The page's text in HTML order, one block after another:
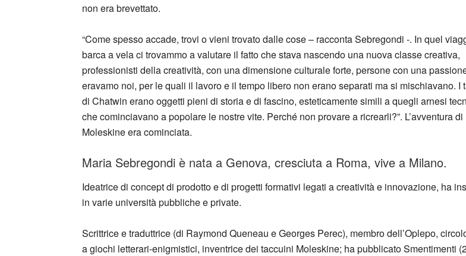
non era brevettato.
“Come spesso accade, trovi o vieni trovato dalle cose – racconta Sebregondi -. In quel
barca a vela ci trovammo a valutare il fatto che stava nascendo una nuova classe creativa,
professionisti della creatività, con una dimensione culturale forte, persone con una
eravamo noi, per le quali il lavoro e il tempo libero non erano separati ma si mischiavano. I
di Chatwin erano oggetti pieni di storia e di fascino, esteticamente simili a quegli arnesi
che cominciavano a popolare le nostre vite. Perché non provare a ricrearli?”. L’avventura di
Moleskine era cominciata.
Maria Sebregondi è nata a Genova, cresciuta a Roma, vive a Milano.
Ideatrice di concept di prodotto e di progetti formativi legati a creatività e innovazione, ha
in varie università pubbliche e private.
Scrittrice e traduttrice (di Raymond Queneau e Georges Perec), membro dell’Oplepo,
a giochi letterari-enigmistici, inventrice dei taccuini Moleskine; ha pubblicato Smentimenti